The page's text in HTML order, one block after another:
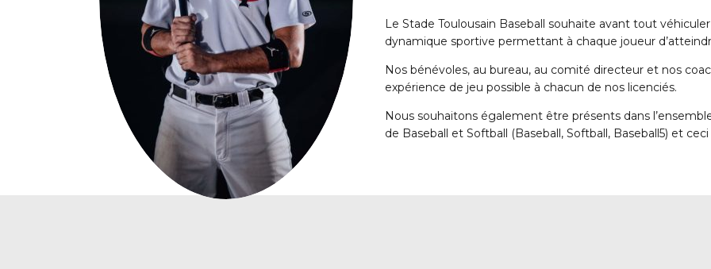
Le Stade Toulousain Baseball souhaite avant tout
dynamique sportive permettant à chaque joueur
Nos bénévoles, au bureau, au comité directeur et nos
expérience de jeu possible à chacun de nos licenciés.
Nous souhaitons également être présents dans
de Baseball et Softball (Baseball, Softball, Baseball5) et